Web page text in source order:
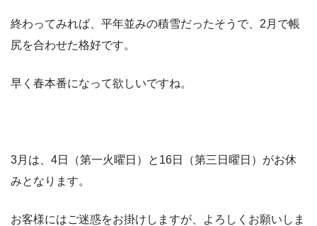
終わってみれば、平年並みの積雪だったそうで、2月で帳
尻を合わせた格好です。
早く春本番になって欲しいですね。
3月は、4日（第一火曜日）と16日（第三日曜日）がお休
みとなります。
お客様にはご迷惑をお掛けしますが、よろしくお願いしま